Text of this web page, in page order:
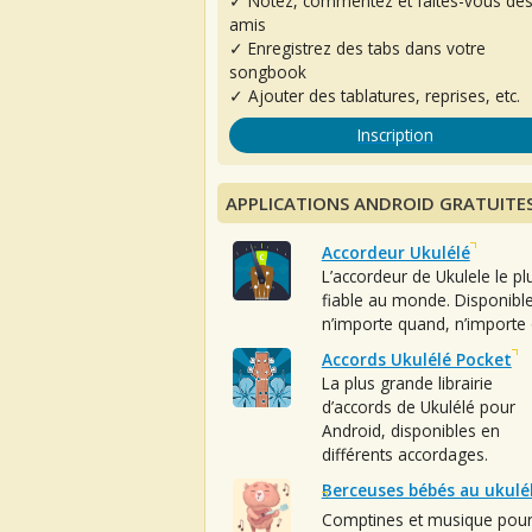
amis
✓ Enregistrez des tabs dans votre
songbook
✓ Ajouter des tablatures, reprises, etc.
Inscription
APPLICATIONS ANDROID
Accordeur Ukulélé
L’accordeur de Ukulele le
fiable au monde. Disponible
n’importe quand, n’importe
Accords Ukulélé Pocket
La plus grande librairie
d’accords de Ukulélé pour
Android, disponibles en
différents accordages.
Berceuses bébés au
Comptines et musique pour